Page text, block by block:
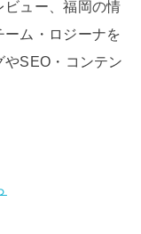
ュー、福岡の情
ム・ロジーナを
SEO・コンテン